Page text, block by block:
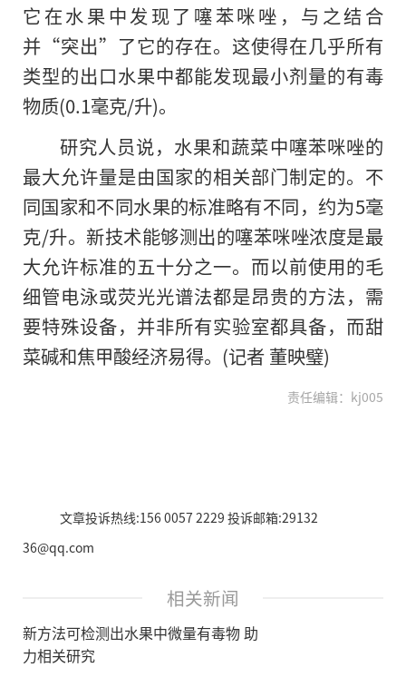
它在水果中发现了噻苯咪唑，与之结合
并“突出”了它的存在。这使得在几乎所有
类型的出口水果中都能发现最小剂量的有毒
物质(0.1毫克/升)。
研究人员说，水果和蔬菜中噻苯咪唑的
最大允许量是由国家的相关部门制定的。不
同国家和不同水果的标准略有不同，约为5毫
克/升。新技术能够测出的噻苯咪唑浓度是最
大允许标准的五十分之一。而以前使用的毛
细管电泳或荧光光谱法都是昂贵的方法，需
要特殊设备，并非所有实验室都具备，而甜
菜碱和焦甲酸经济易得。(记者 董映璧)
责任编辑：kj005
文章投诉热线:156 0057 2229 投诉邮箱:29132
36@qq.com
相关新闻
新方法可检测出水果中微量有毒物 助
力相关研究